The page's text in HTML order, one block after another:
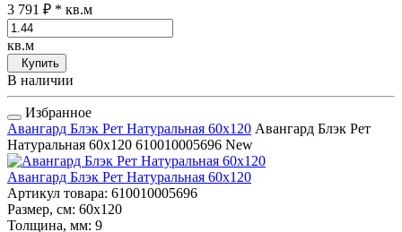
3 791 ₽ * кв.м
кв.м
Купить
В наличии
Избранное
Авангард Блэк Рет Натуральная 60x120 Авангард Блэк Рет
Натуральная 60x120 610010005696 New
Авангард Блэк Рет Натуральная 60x120
Артикул товара: 610010005696
Размер, см: 60x120
Толщина, мм: 9